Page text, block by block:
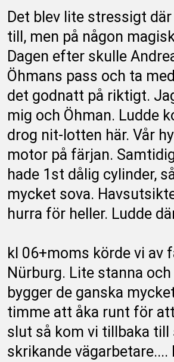
Det blev lite stressigt
till, men på någon
Dagen efter skulle
Öhmans pass och ta
det godnatt på riktigt.
mig och Öhman. Ludde
drog nit-lotten här. Vår
motor på färjan.
hade 1st dålig cylinder,
mycket sova.
hurra för heller. Ludde
kl 06+moms körde vi av
Nürburg. Lite stanna
bygger de ganska
timme att åka runt för
slut så kom vi tillbaka
skrikande